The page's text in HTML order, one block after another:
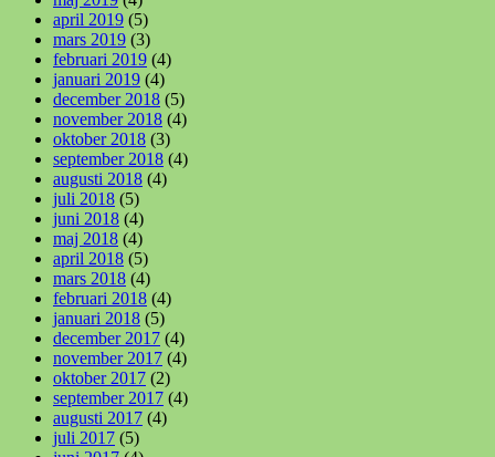
april 2019 (5)
mars 2019 (3)
februari 2019 (4)
januari 2019 (4)
december 2018 (5)
november 2018 (4)
oktober 2018 (3)
september 2018 (4)
augusti 2018 (4)
juli 2018 (5)
juni 2018 (4)
maj 2018 (4)
april 2018 (5)
mars 2018 (4)
februari 2018 (4)
januari 2018 (5)
december 2017 (4)
november 2017 (4)
oktober 2017 (2)
september 2017 (4)
augusti 2017 (4)
juli 2017 (5)